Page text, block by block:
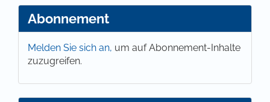
Abonnement
Melden Sie sich an, um auf Abonnement-Inhalte
zuzugreifen.